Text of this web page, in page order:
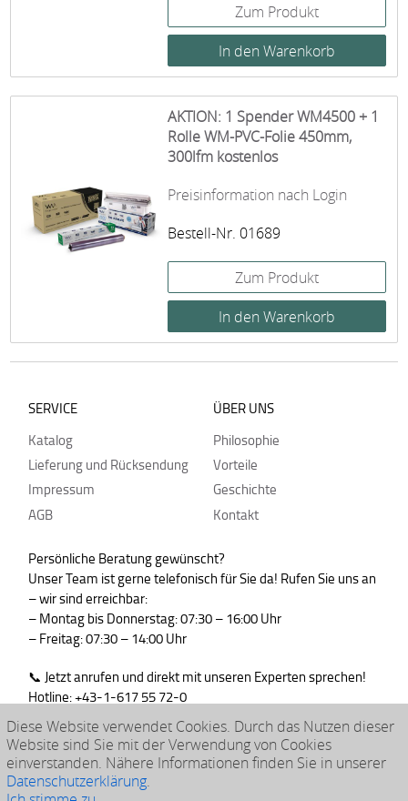
Zum Produkt
AKTION: 1 Spender WM4500 + 1
Rolle WM-PVC-Folie 450mm,
300lfm kostenlos
Preisinformation nach Login
Bestell-Nr. 01689
Zum Produkt
SERVICE
Katalog
Lieferung und Rücksendung
Impressum
AGB
ÜBER UNS
Philosophie
Vorteile
Geschichte
Kontakt
Persönliche Beratung gewünscht?
Unser Team ist gerne telefonisch für Sie da! Rufen Sie uns an
– wir sind erreichbar:
– Montag bis Donnerstag: 07:30 – 16:00 Uhr
– Freitag: 07:30 – 14:00 Uhr
📞 Jetzt anrufen und direkt mit unseren Experten sprechen!
Hotline: +43-1-617 55 72-0
Diese Website verwendet Cookies. Durch das Nutzen dieser
Website sind Sie mit der Verwendung von Cookies
einverstanden. Nähere Informationen finden Sie in unserer
Datenschutzerklärung.